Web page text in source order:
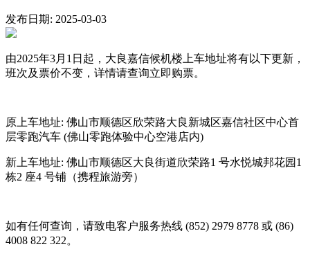
发布日期: 2025-03-03
由2025年3月1日起，大良嘉信候机楼上车地址将有以下更新，
班次及票价不变，详情请查询立即购票。
原上车地址: 佛山市顺德区欣荣路大良新城区嘉信社区中心首
层零跑汽车 (佛山零跑体验中心空港店内)
新上车地址: 佛山市顺德区大良街道欣荣路1 号水悦城邦花园1
栋2 座4 号铺（携程旅游旁）
如有任何查询，请致电客户服务热线 (852) 2979 8778 或 (86)
4008 822 322。